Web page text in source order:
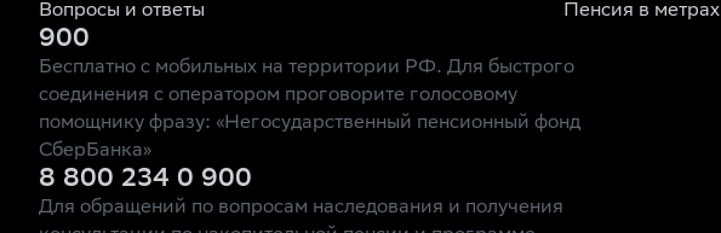
Вопросы и ответы
Пенсия в метрах
900
Бесплатно с мобильных на территории РФ. Для быстрого
соединения с оператором проговорите голосовому
помощнику фразу: «Негосударственный пенсионный фонд
СберБанка»
8 800 234 0 900
Для обращений по вопросам наследования и получения